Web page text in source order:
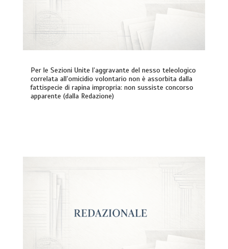
Per le Sezioni Unite l’aggravante del nesso teleologico
correlata all’omicidio volontario non è assorbita dalla
fattispecie di rapina impropria: non sussiste concorso
apparente (dalla Redazione)